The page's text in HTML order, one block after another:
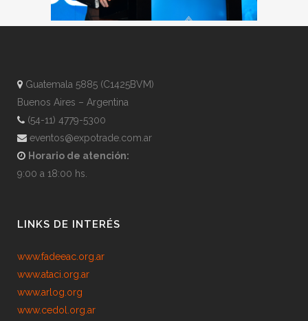
Guatemala 5885 (C1425BVM)
Buenos Aires – Argentina
(54-11) 4779-5300
eventos@expotrade.com.ar
Horario de atención:
9:00 a 18:00 hs.
LINKS DE INTERÉS
www.fadeeac.org.ar
www.ataci.org.ar
www.arlog.org
www.cedol.org.ar